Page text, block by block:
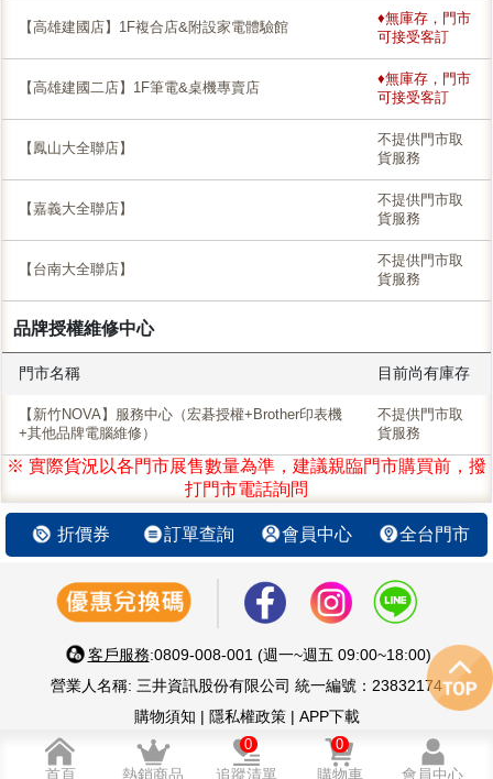
【高雄建國店】1F複合店&附設家電體驗館
♦無庫存，門市
可接受客訂
【高雄建國二店】1F筆電&桌機專賣店
♦無庫存，門市
可接受客訂
【鳳山大全聯店】
不提供門市取
貨服務
【嘉義大全聯店】
不提供門市取
貨服務
【台南大全聯店】
不提供門市取
貨服務
品牌授權維修中心
門市名稱 目前尚有庫存
【新竹NOVA】服務中心（宏碁授權+Brother印表機
+其他品牌電腦維修）
不提供門市取
貨服務
※ 實際貨況以各門市展售數量為準，建議親臨門市購買前，撥
打門市電話詢問
折價券 訂單查詢 會員中心 全台門市
客戶服務:0809-008-001 (週一~週五 09:00~18:00)
營業人名稱: 三井資訊股份有限公司 統一編號：23832174
購物須知 | 隱私權政策| APP下載
智慧 生活 好鄰居 嚴選優質3C家電
© 三井資訊股份有限公司版權所有
首頁 熱銷商品 追蹤清單
0
購物車
0
會員中心